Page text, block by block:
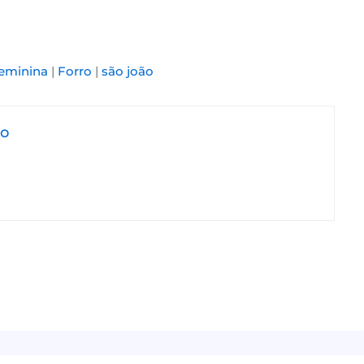
| Forro | são joão